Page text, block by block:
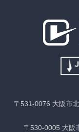
〒531-0076 大阪市
〒530-0005 大阪